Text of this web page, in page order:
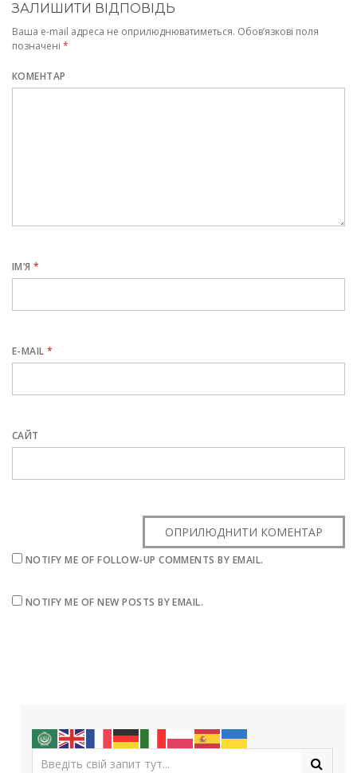
ЗАЛИШИТИ ВІДПОВІДЬ
Ваша e-mail адреса не оприлюднюватиметься. Обов’язкові поля
позначені *
КОМЕНТАР
ІМ’Я*
E-MAIL*
САЙТ
NOTIFY ME OF FOLLOW-UP COMMENTS BY EMAIL.
NOTIFY ME OF NEW POSTS BY EMAIL.